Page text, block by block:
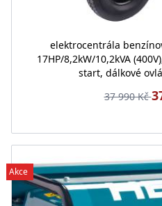
elektrocentrála
17HP/8,2kW/10,2kVA
start, dálkové
37 990 Kč
Akce